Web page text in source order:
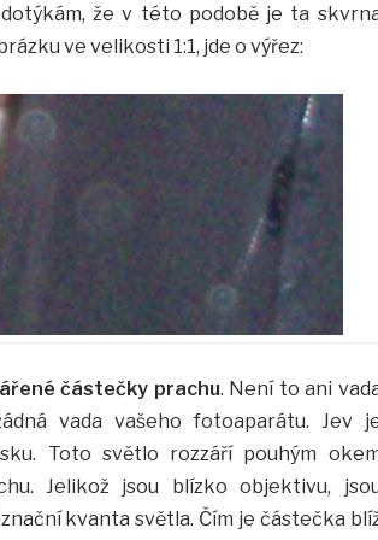
že v této podobě je ta
ve velikosti 1:1, jde o výřez:
částečky prachu. Není to ani
vada vašeho fotoaparátu. Jev
Toto světlo rozzáří pouhým
Jelikož jsou blízko objektivu,
kvanta světla. Čím je částečka